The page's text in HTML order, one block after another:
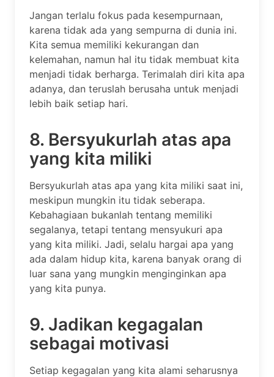
Jangan terlalu fokus pada kesempurnaan,
karena tidak ada yang sempurna di dunia ini.
Kita semua memiliki kekurangan dan
kelemahan, namun hal itu tidak membuat kita
menjadi tidak berharga. Terimalah diri kita apa
adanya, dan teruslah berusaha untuk menjadi
lebih baik setiap hari.
8. Bersyukurlah atas apa
yang kita miliki
Bersyukurlah atas apa yang kita miliki saat ini,
meskipun mungkin itu tidak seberapa.
Kebahagiaan bukanlah tentang memiliki
segalanya, tetapi tentang mensyukuri apa
yang kita miliki. Jadi, selalu hargai apa yang
ada dalam hidup kita, karena banyak orang di
luar sana yang mungkin menginginkan apa
yang kita punya.
9. Jadikan kegagalan
sebagai motivasi
Setiap kegagalan yang kita alami seharusnya